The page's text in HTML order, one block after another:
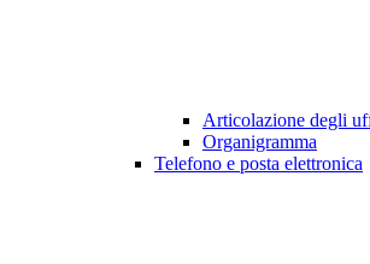
Articolazione degli
Organigramma
Telefono e posta elettronica